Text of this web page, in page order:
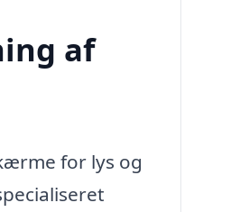
af
for lys og